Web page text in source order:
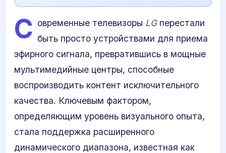
С овременные телевизоры LGперестали
быть просто устройствами для приема
эфирного сигнала, превратившись в мощные
мультимедийные центры, способные
воспроизводить контент исключительного
качества. Ключевым фактором,
определяющим уровень визуального опыта,
стала поддержка расширенного
динамического диапазона, известная как